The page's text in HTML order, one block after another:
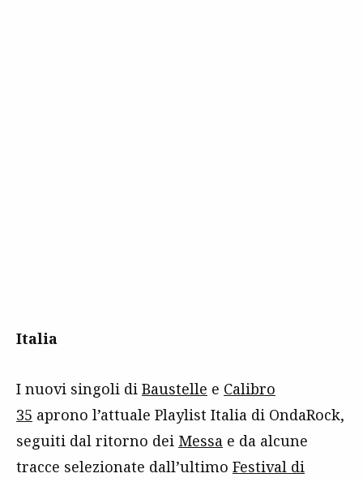
Italia
I nuovi singoli di Baustelle e Calibro
35 aprono l’attuale Playlist Italia di OndaRock,
seguiti dal ritorno dei Messa e da alcune
tracce selezionate dall’ultimo Festival di